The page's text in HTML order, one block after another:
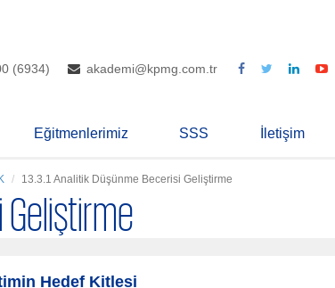
(6934) akademi@kpmg.com.tr
Eğitmenlerimiz SSS İletişim
13.3.1 Analitik Düşünme Becerisi Geliştirme
Geliştirme
Hedef Kitlesi